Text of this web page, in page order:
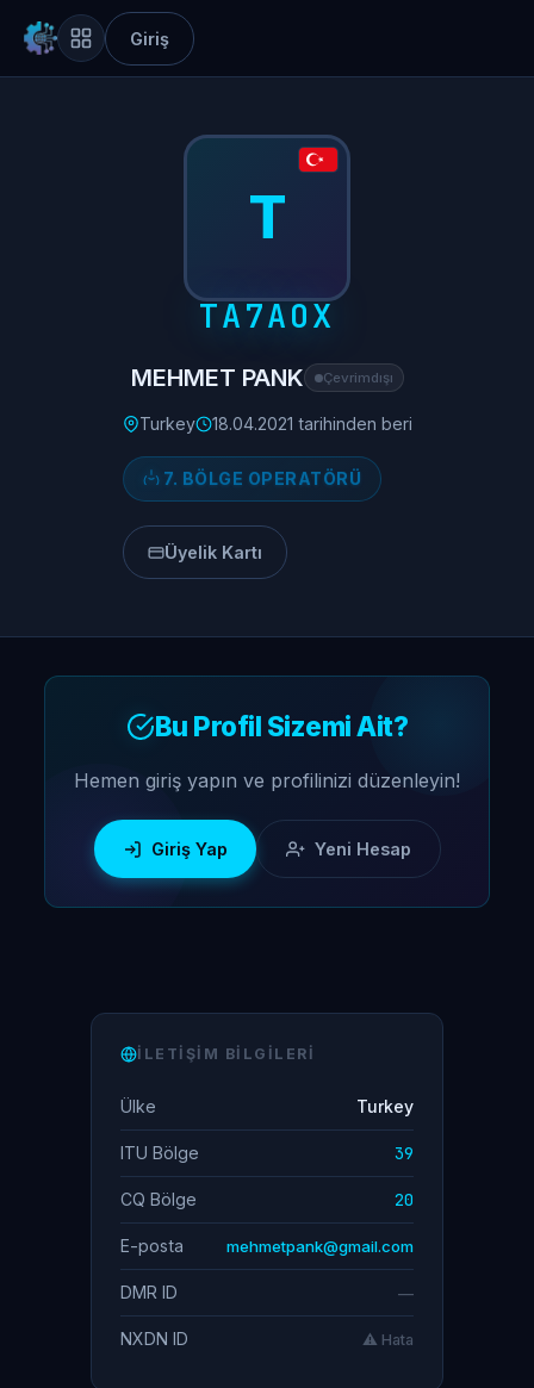
Giriş
T
TA7AOX
MEHMET PANK Çevrimdışı
Turkey 18.04.2021 tarihinden beri
7. BÖLGE OPERATÖRÜ
Üyelik Kartı
Bu Profil Sizemi Ait?
Hemen giriş yapın ve profilinizi düzenleyin!
Giriş Yap Yeni Hesap
İLETIŞIM BILGILERI
Ülke Turkey
ITU Bölge 39
CQ Bölge 20
E-posta mehmetpank@gmail.com
DMR ID —
NXDN ID ⚠️ Hata